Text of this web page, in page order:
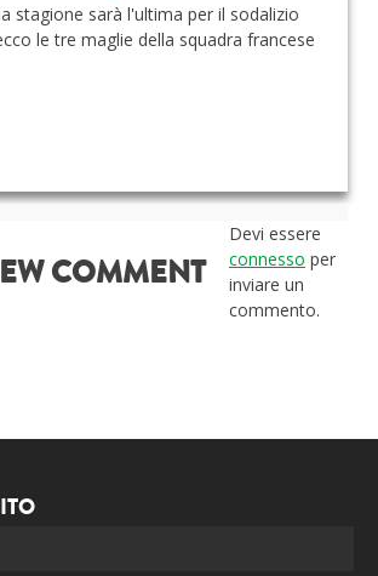
stagione sarà l'ultima per il sodalizio
le tre maglie della squadra francese
COMMENT
Devi essere
connesso per
inviare un
commento.